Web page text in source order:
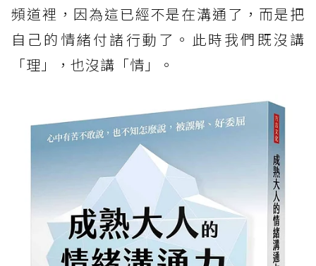
頻道裡，因為這已經不是在溝通了，而是把
自己的情緒付諸行動了。此時我們既沒講
「理」，也沒講「情」。